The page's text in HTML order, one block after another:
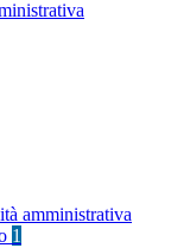
amministrativa
1